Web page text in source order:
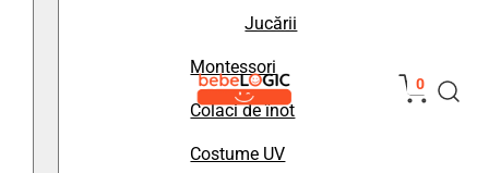
Jucării
Montessori
Colaci de înot
Costume UV
0